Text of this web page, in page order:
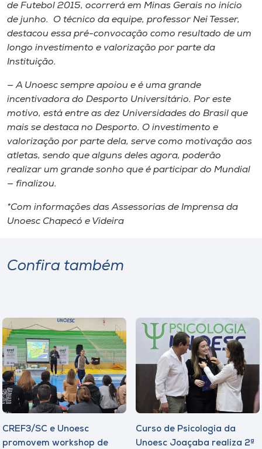
de Futebol 2015, ocorrerá em Minas Gerais no início
de junho. O técnico da equipe, professor Nei Tesser,
destacou essa pré-convocação como resultado de um
longo investimento e valorização por parte da
Instituição.
— A Unoesc sempre apoiou e é uma grande
incentivadora do Desporto Universitário. Por este
motivo, está entre as dez Universidades do Brasil que
mais se destaca no Desporto. O investimento e
valorização por parte dela, serve como motivação aos
atletas, sendo que alguns deles agora, poderão
realizar um grande sonho que é participar do Mundial
— finalizou.
*Com informações das Assessorias de Imprensa da
Unoesc Chapecó e Videira
Confira também
CREF3/SC e Unoesc
promovem workshop de
Curso de Psicologia da
Unoesc Joaçaba realiza 2ª